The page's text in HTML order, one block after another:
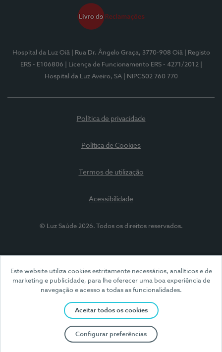
Este website utiliza cookies estritamente necessários, analíticos e de
marketing e publicidade, para lhe oferecer uma boa experiência de
navegação e acesso a todas as funcionalidades.
Aceitar todos os cookies
Configurar preferências
Hospital da Luz Oiã | Rua Dr. Ângelo Graça, 3770-908 Oiã
| Registo
ERS - E106806
| Licença de Funcionamento ERS - 4271/2012
Hospital da Luz Aveiro, SA
| NIPC502 760 770
Política de privacidade
Política de Cookies
Termos de utilização
Acessibilidade
© Luz Saúde 2026. Todos os direitos reservados.